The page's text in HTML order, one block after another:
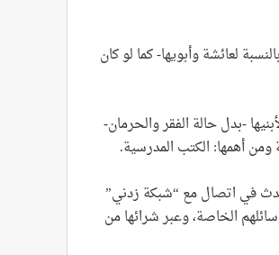
لعائشة وأبويها- كما لو كان
في المستقبل لأبنيها -بدل حالة الفقر والحرمان-
أهمها: الكتب المدرسية.
في اتصال مع “شبكة زدني”
الخاصة، وعبر شرائها من